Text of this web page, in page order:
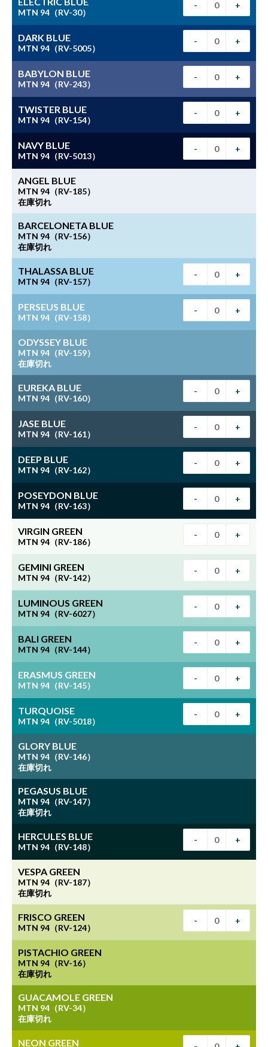
MTN 94（RV-30）
- +
DARK BLUE
MTN 94（RV-5005）
- +
BABYLON BLUE
MTN 94（RV-243）
- +
TWISTER BLUE
MTN 94（RV-154）
- +
NAVY BLUE
MTN 94（RV-5013）
- +
ANGEL BLUE
MTN 94（RV-185）
在庫切れ
BARCELONETA BLUE
MTN 94（RV-156）
在庫切れ
THALASSA BLUE
MTN 94（RV-157）
- +
PERSEUS BLUE
MTN 94（RV-158）
- +
ODYSSEY BLUE
MTN 94（RV-159）
在庫切れ
EUREKA BLUE
MTN 94（RV-160）
- +
JASE BLUE
MTN 94（RV-161）
- +
DEEP BLUE
MTN 94（RV-162）
- +
POSEYDON BLUE
MTN 94（RV-163）
- +
VIRGIN GREEN
MTN 94（RV-186）
- +
GEMINI GREEN
MTN 94（RV-142）
- +
LUMINOUS GREEN
MTN 94（RV-6027）
- +
BALI GREEN
MTN 94（RV-144）
- +
ERASMUS GREEN
MTN 94（RV-145）
- +
TURQUOISE
MTN 94（RV-5018）
- +
GLORY BLUE
MTN 94（RV-146）
在庫切れ
PEGASUS BLUE
MTN 94（RV-147）
在庫切れ
HERCULES BLUE
MTN 94（RV-148）
- +
VESPA GREEN
MTN 94（RV-187）
在庫切れ
FRISCO GREEN
MTN 94（RV-124）
- +
PISTACHIO GREEN
MTN 94（RV-16）
在庫切れ
GUACAMOLE GREEN
MTN 94（RV-34）
在庫切れ
NEON GREEN